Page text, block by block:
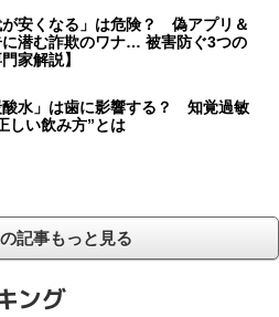
が安くなる」は危険？ 偽アプリ＆
に潜む詐欺のワナ… 被害防ぐ3つの
家解説】
酸水」は歯に影響する？ 知覚過敏
しい飲み方”とは
記事もっと見る
ング